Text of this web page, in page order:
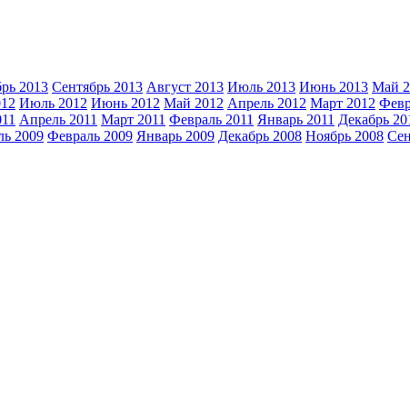
2013 Сентябрь 2013 Август 2013 Июль 2013 Июнь 2013 Май
Июль 2012 Июнь 2012 Май 2012 Апрель 2012 Март 2012
Апрель 2011 Март 2011 Февраль 2011 Январь 2011 Декабрь
2009 Февраль 2009 Январь 2009 Декабрь 2008 Ноябрь 2008